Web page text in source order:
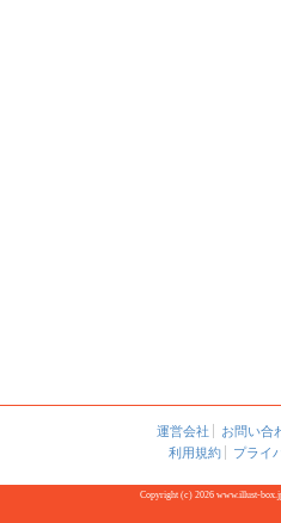
運営会社 お問い合
利用規約
プライ
Copyright (c) 2026 www.illust-